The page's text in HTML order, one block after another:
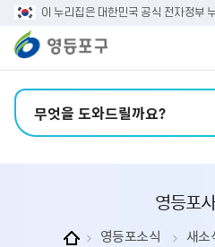
본문 바로가기
주메뉴 바로가기
이 누리집은 대한민국 공식 전자정부
영등포
영등포소식 새소